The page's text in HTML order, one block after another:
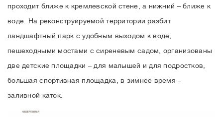
проходит ближе к кремлевской стене, а нижний – ближе к
воде. На реконструируемой территории разбит
ландшафтный парк с удобным выходом к воде,
пешеходными мостами с сиреневым садом, организованы
две детские площадки – для малышей и для подростков,
большая спортивная площадка, в зимнее время –
заливной каток.